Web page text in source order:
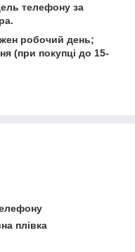
телефону за
робочий день;
(при покупці до 15-
плівка